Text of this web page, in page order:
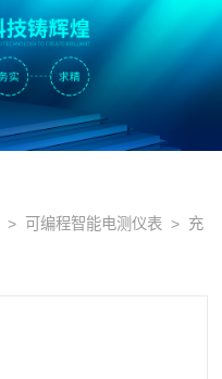
> 可编程智能电测仪表 > 充